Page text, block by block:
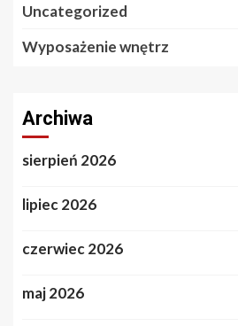
Uncategorized
Wyposażenie wnętrz
Archiwa
sierpień 2026
lipiec 2026
czerwiec 2026
maj 2026